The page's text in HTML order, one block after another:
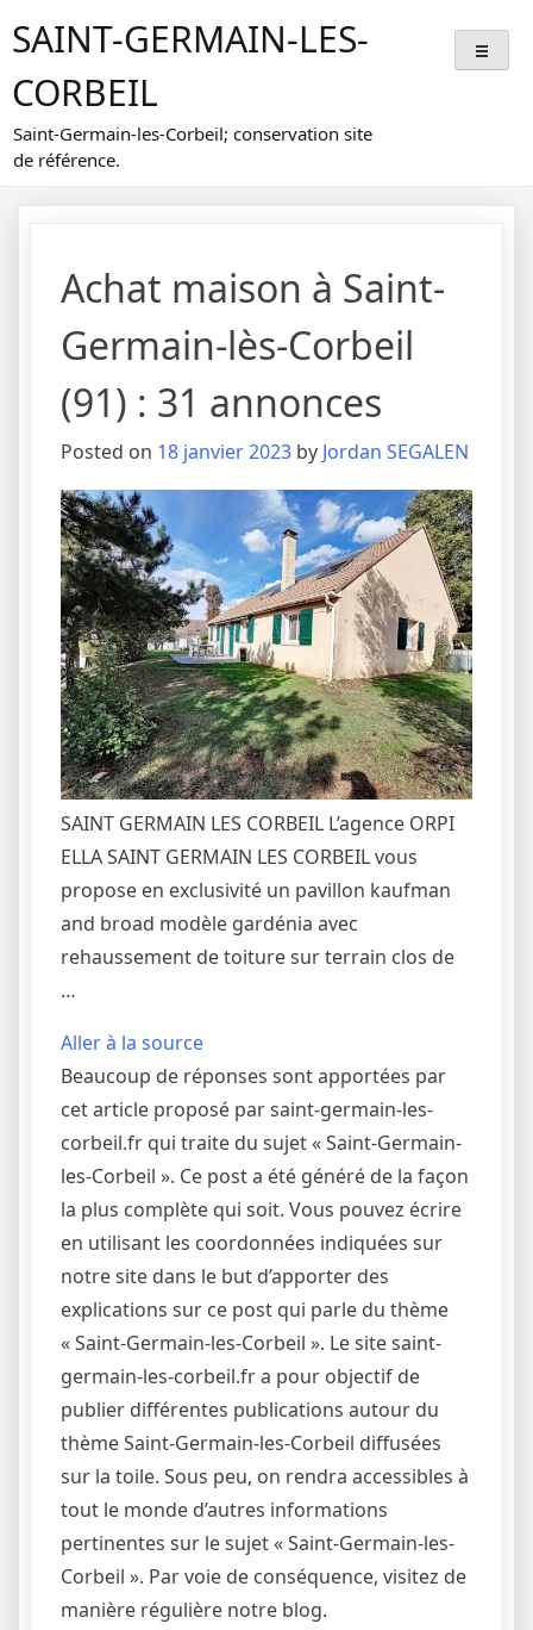
toSAINT-GERMAIN-LES-
CORBEIL
Saint-Germain-les-Corbeil; conservation site
de référence.
Achat maison à Saint-
Germain-lès-Corbeil
(91) : 31 annonces
Posted on 18 janvier 2023 by Jordan SEGALEN
SAINT GERMAIN LES CORBEIL L’agence ORPI
ELLA SAINT GERMAIN LES CORBEIL vous
propose en exclusivité un pavillon kaufman
and broad modèle gardénia avec
rehaussement de toiture sur terrain clos de
…
Aller à la source
Beaucoup de réponses sont apportées par
cet article proposé par saint-germain-les-
corbeil.fr qui traite du sujet « Saint-Germain-
les-Corbeil ». Ce post a été généré de la façon
la plus complète qui soit. Vous pouvez écrire
en utilisant les coordonnées indiquées sur
notre site dans le but d’apporter des
explications sur ce post qui parle du thème
« Saint-Germain-les-Corbeil ». Le site saint-
germain-les-corbeil.fr a pour objectif de
publier différentes publications autour du
thème Saint-Germain-les-Corbeil diffusées
sur la toile. Sous peu, on rendra accessibles à
tout le monde d’autres informations
pertinentes sur le sujet « Saint-Germain-les-
Corbeil ». Par voie de conséquence, visitez de
manière régulière notre blog.